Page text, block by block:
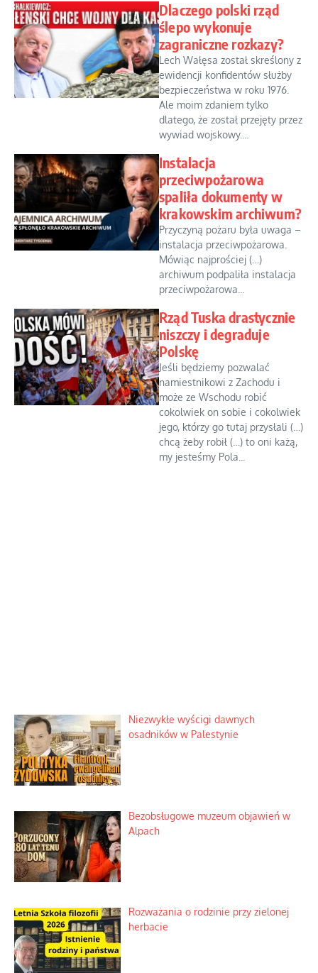
Dlaczego polski rząd
ślepo wykonuje
zagraniczne rozkazy?
Lech Wałęsa został skreślony z
ewidencji konfidentów służby
bezpieczeństwa w roku 1976.
Ale moim zdaniem tylko
dlatego, że został przejęty przez
wywiad wojskowy....
Instalacja
przeciwpożarowa
spaliła dokumenty w
krakowskim archiwum?
Przyczyną pożaru była uwaga –
instalacja przeciwpożarowa.
Mówiąc najprościej (…)
archiwum podpaliła instalacja
przeciwpożarowa...
Rząd Tuska drastycznie
niszczy i degraduje
Polskę
Jeśli będziemy pozwalać
namiestnikowi z Zachodu i
może ze Wschodu robić
cokolwiek on sobie i cokolwiek
jego, którzy go tutaj przysłali (…)
chcą żeby robił (…) to oni każą,
my jesteśmy Pola...
Niezwykłe wyścigi dawnych
osadników w Palestynie
Bezobsługowe muzeum objawień w
Alpach
Rozważania o rodzinie przy zielonej
herbacie